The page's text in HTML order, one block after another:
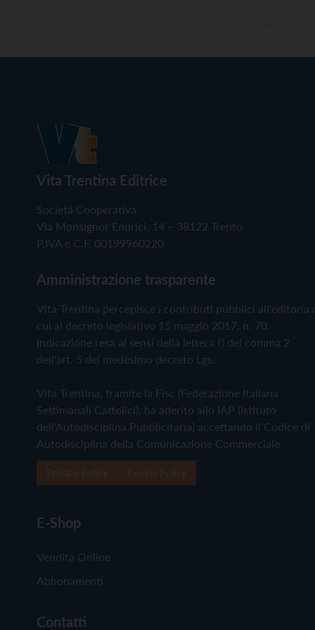
Vita Trentina Editrice
Società Cooperativa
Via Monsignor Endrici, 14 – 38122 Trento
P.IVA e C.F. 00199960220
Amministrazione trasparente
Vita Trentina percepisce i contributi pubblici all'editoria
cui al decreto legislativo 15 maggio 2017, n. 70.
Indicazione resa ai sensi della lettera f) del comma 2
dell'art. 5 del medesimo decreto Lgs.
Vita Trentina, tramite la Fisc (Federazione Italiana
Settimanali Cattolici), ha aderito allo IAP (Istituto
dell'Autodisciplina Pubblicitaria) accettando il Codice di
Autodisciplina della Comunicazione Commerciale
E-Shop
Vendita Online
Abbonamenti
Contatti